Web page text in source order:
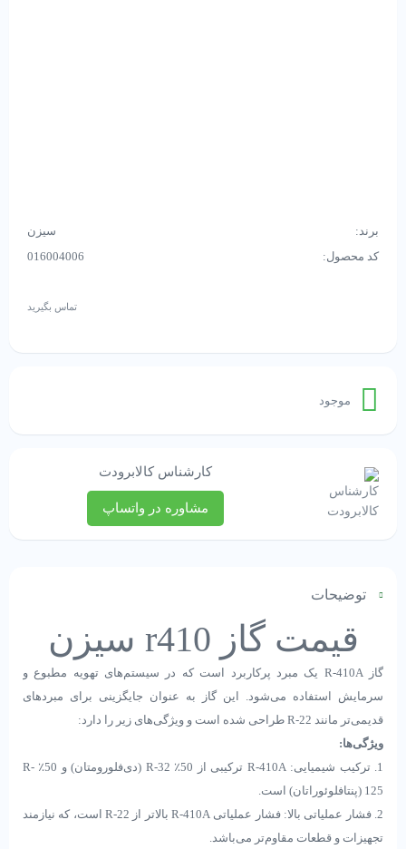
برند:
سیزن
کد محصول:
016004006
تماس بگیرید
موجود
کارشناس کالابرودت
مشاوره در واتساپ
توضیحات
قیمت گاز r410 سیزن
گاز R-410A یک مبرد پرکاربرد است که در سیستم‌های تهویه مطبوع و
سرمایش استفاده می‌شود. این گاز به عنوان جایگزینی برای مبردهای
قدیمی‌تر مانند R-22 طراحی شده است و ویژگی‌های زیر را دارد:
ویژگی‌ها:
1. ترکیب شیمیایی: R-410A ترکیبی از 50٪ R-32 (دی‌فلورومتان) و 50٪ R-
125 (پنتافلوئوراتان) است.
2. فشار عملیاتی بالا: فشار عملیاتی R-410A بالاتر از R-22 است، که نیازمند
تجهیزات و قطعات مقاوم‌تر می‌باشد.